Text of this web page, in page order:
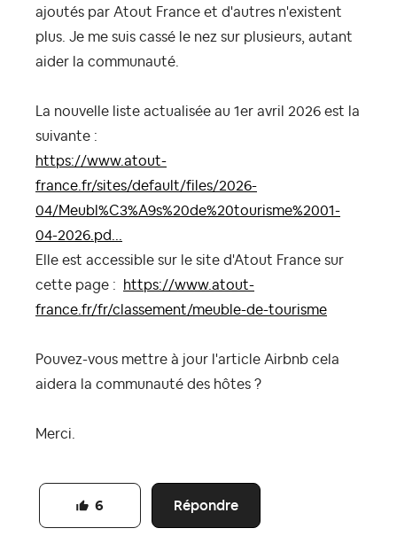
ajoutés par Atout France et d'autres n'existent
plus. Je me suis cassé le nez sur plusieurs, autant
aider la communauté.
La nouvelle liste actualisée au 1er avril 2026 est la
suivante :
https://www.atout-
france.fr/sites/default/files/2026-
04/Meubl%C3%A9s%20de%20tourisme%2001-
04-2026.pd...
Elle est accessible sur le site d'Atout France sur
cette page :
https://www.atout-
france.fr/fr/classement/meuble-de-tourisme
Pouvez-vous mettre à jour l'article Airbnb cela
aidera la communauté des hôtes ?
Merci.
Répondre
6